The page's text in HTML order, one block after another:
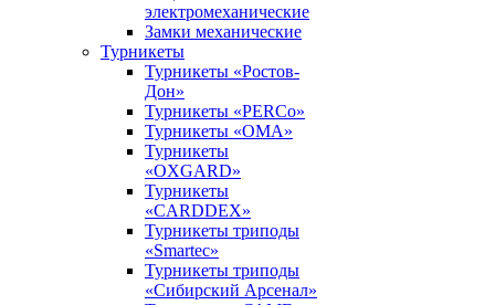
электромеханические
Замки механические
Турникеты
Турникеты «Ростов-
Дон»
Турникеты «PERCo»
Турникеты «ОМА»
Турникеты
«OXGARD»
Турникеты
«CARDDEX»
Турникеты триподы
«Smartec»
Турникеты триподы
«Сибирский Арсенал»